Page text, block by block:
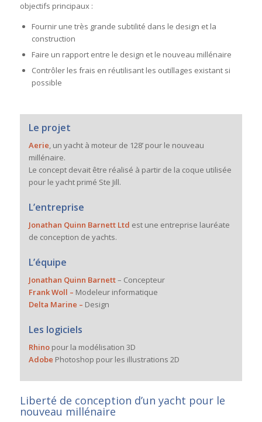
objectifs principaux :
Fournir une très grande subtilité dans le design et la
construction
Faire un rapport entre le design et le nouveau millénaire
Contrôler les frais en réutilisant les outillages existant si
possible
Le projet
Aerie, un yacht à moteur de 128’ pour le nouveau
millénaire.
Le concept devait être réalisé à partir de la coque utilisée
pour le yacht primé Ste Jill.
L’entreprise
Jonathan Quinn Barnett Ltd est une entreprise lauréate
de conception de yachts.
L’équipe
Jonathan Quinn Barnett– Concepteur
Frank Woll – Modeleur informatique
Delta Marine – Design
Les logiciels
Rhinopour la modélisation 3D
Adobe Photoshop pour les illustrations 2D
Liberté de conception d’un yacht pour le
nouveau millénaire